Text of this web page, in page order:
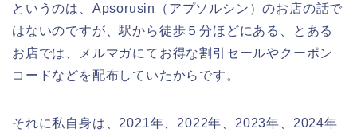
というのは、Apsorusin（アプソルシン）のお店の話で
はないのですが、駅から徒歩５分ほどにある、とある
お店では、メルマガにてお得な割引セールやクーポン
コードなどを配布していたからです。
それに私自身は、2021年、2022年、2023年、2024年